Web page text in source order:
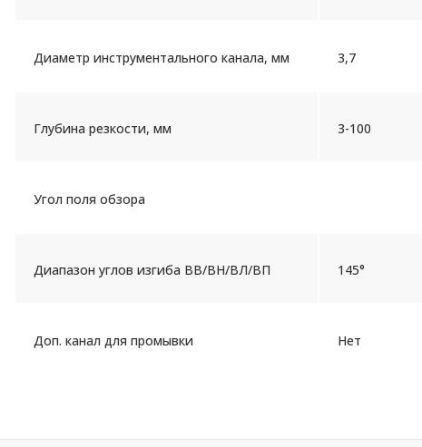
Диаметр инструментального канала, мм 3,7
Глубина резкости, мм 3-100
Угол поля обзора
Диапазон углов изгиба ВВ/ВН/ВЛ/ВП 145°
Доп. канал для промывки Нет